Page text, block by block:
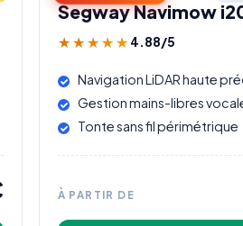
Segway Navimow
★★★★★
★★★★★ 4.88/5
Navigation LiDAR haute
Gestion mains-libres
Tonte sans fil périmétrique
À PARTIR DE